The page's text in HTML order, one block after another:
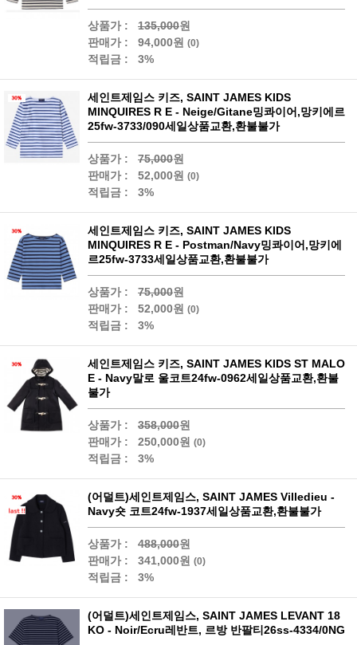
상품가 : 135,000원
판매가 :
94,000원 (0)
적립금 : 3%
세인트제임스 키즈, SAINT JAMES KIDS
MINQUIRES R E - Neige/Gitane밍콰이어,망키에르
25fw-3733/090세일상품교환,환불불가
상품가 : 75,000원
판매가 :
52,000원 (0)
적립금 : 3%
세인트제임스 키즈, SAINT JAMES KIDS
MINQUIRES R E - Postman/Navy밍콰이어,망키에
르25fw-3733세일상품교환,환불불가
상품가 : 75,000원
판매가 :
52,000원 (0)
적립금 : 3%
세인트제임스 키즈, SAINT JAMES KIDS ST MALO
E - Navy말로 울코트24fw-0962세일상품교환,환불
불가
상품가 : 358,000원
판매가 :
250,000원 (0)
적립금 : 3%
(어덜트)세인트제임스, SAINT JAMES Villedieu -
Navy숏 코트24fw-1937세일상품교환,환불불가
상품가 : 488,000원
판매가 :
341,000원 (0)
적립금 : 3%
(어덜트)세인트제임스, SAINT JAMES LEVANT 18
KO - Noir/Ecru레반트, 르방 반팔티26ss-4334/0NG